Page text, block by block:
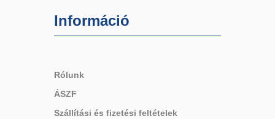
Információ
Rólunk
ÁSZF
Szállítási és fizetési feltételek